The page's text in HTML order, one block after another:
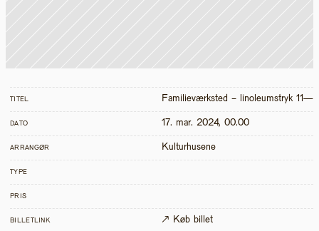
TITEL Familieværksted - linoleumstryk
DATO 17. mar. 2024, 00.00
ARRANGØR Kulturhusene
TYPE
PRIS
BILLETLINK ↗ Køb billet